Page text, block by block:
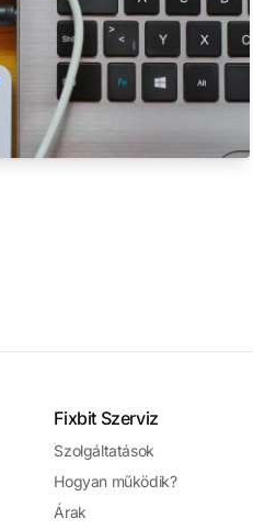
Fixbit Szerviz
Szolgáltatások
Hogyan működik?
Árak